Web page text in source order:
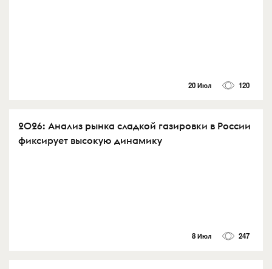
20 Июл 120
2026: Анализ рынка сладкой газировки в России
фиксирует высокую динамику
8 Июл 247